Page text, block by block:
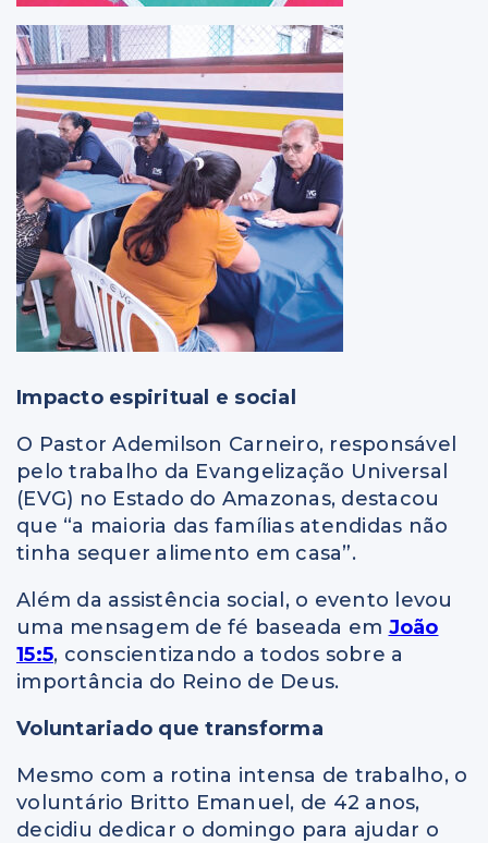
Impacto espiritual e social
O Pastor Ademilson Carneiro, responsável
pelo trabalho da Evangelização Universal
(EVG) no Estado do Amazonas, destacou
que “a maioria das famílias atendidas não
tinha sequer alimento em casa”.
Além da assistência social, o evento levou
uma mensagem de fé baseada em João
15:5, conscientizando a todos sobre a
importância do Reino de Deus.
Voluntariado que transforma
Mesmo com a rotina intensa de trabalho, o
voluntário Britto Emanuel, de 42 anos,
decidiu dedicar o domingo para ajudar o